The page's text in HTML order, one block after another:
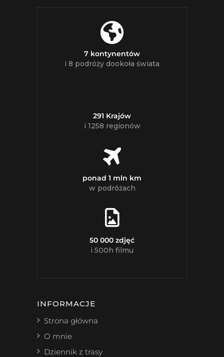
7 kontynentów
i 8 podróży dookoła świata
291 Krajów
i 1258 regionów
ponad 1 mln km
w podróżach
50 000 zdjęć
i 500h filmu
INFORMACJE
Strona główna
O mnie
Dziennik z trasy